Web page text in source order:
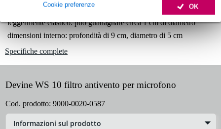
OK
Cookie preferenze
filtro antivento per microfono Devine WS 10
leggermente elastico: può guadagnare circa 1 cm di diametro
dimensioni interno: profondità di 9 cm, diametro di 5 cm
Specifiche complete
Devine WS 10 filtro antivento per microfono
Cod. prodotto: 9000-0020-0587
Informazioni sul prodotto